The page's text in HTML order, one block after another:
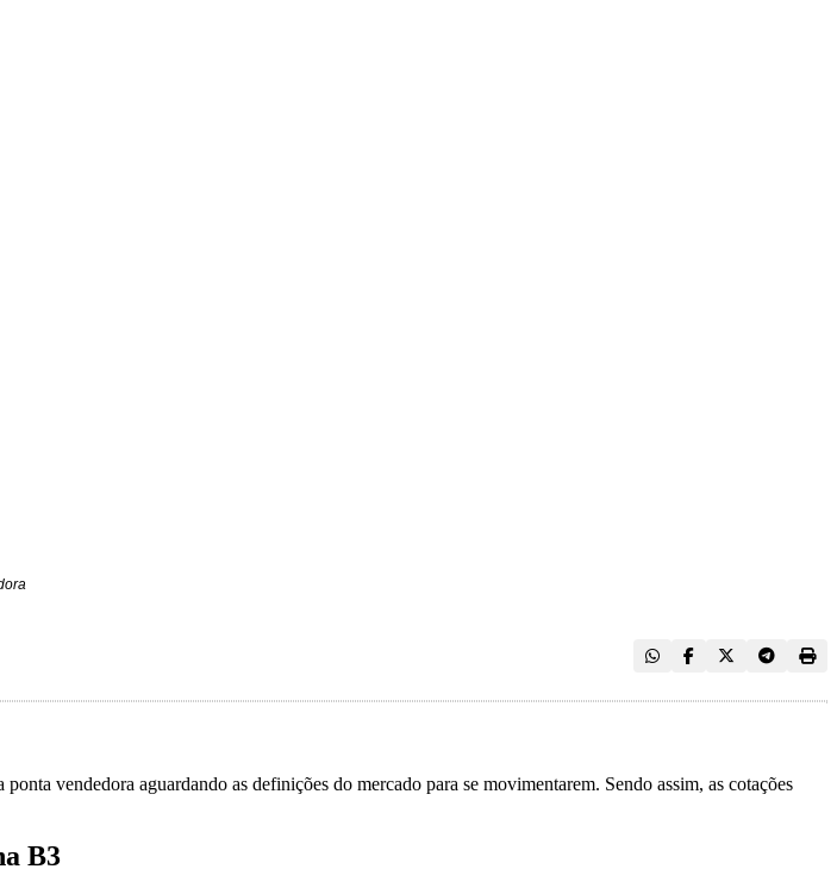
vendedora aguardando as definições do mercado para se movimentarem. Sendo assim, as cotações
B3